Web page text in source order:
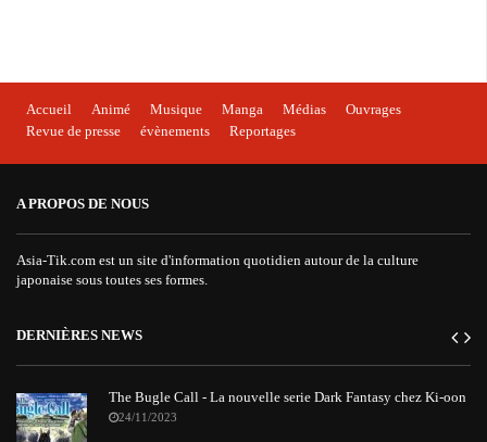
Accueil Animé Musique Manga Médias
Ouvrages
Revue de presse
évènements Reportages
A PROPOS DE NOUS
Asia-Tik.com est un site d'information quotidien autour de la culture
japonaise sous toutes ses formes.
DERNIÈRES NEWS
The Bugle Call - La nouvelle serie Dark Fantasy chez Ki-oon
24/11/2023